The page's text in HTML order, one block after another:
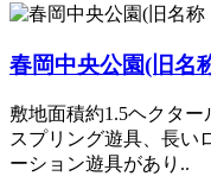
春岡中央公園(旧名
敷地面積約1.5ヘクタ
スプリング遊具、長い
ーション遊具があり..